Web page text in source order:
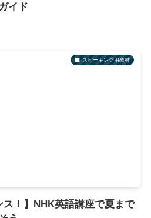
イド
スピーキング用教材
ス！】NHK英語講座で夏まで